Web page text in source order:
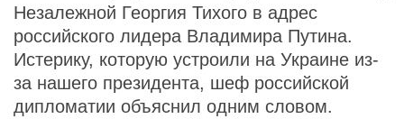
Незалежной Георгия Тихого в адрес
российского лидера Владимира Путина.
Истерику, которую устроили на Украине из-
за нашего президента, шеф российской
дипломатии объяснил одним словом.